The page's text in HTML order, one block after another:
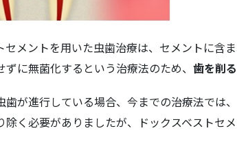
メントを用いた虫歯治療は、 セメントに含
に無菌化するという治療法のため、 歯を削
歯が進行している場合、今までの治療法では
除く必要がありましたが、ドックスベストセ